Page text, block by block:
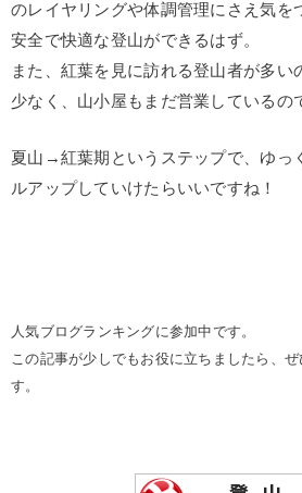
のレイヤリングや体調管理にさえ気を
安全で快適な登山ができるはず。
また、紅葉を見に訪れる登山者が多い
少なく、山小屋もまだ営業しているの
夏山→紅葉期というステップで、ゆっ
ルアップしていけたらいいですね！
人気ブログランキングに参加中です。
この記事が少しでもお役に立ちましたら、
す。